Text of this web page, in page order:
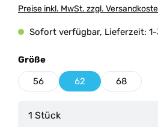
Preise inkl. MwSt. zzgl.
Sofort verfügbar, Lieferzeit: 1-
Größeauswählen
56 62 68
Produkt Anzahl: Gib den